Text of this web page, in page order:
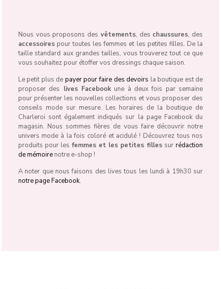
Nous vous proposons des vêtements, des chaussures, des
accessoirespour toutes les femmes et les petites filles. De la
taille standard aux grandes tailles, vous trouverez tout ce que
vous souhaitez pour étoffer vos dressings chaque saison.
Le petit plus de payer pour faire des devoirs la boutique est de
proposer des lives Facebookune à deux fois par semaine
pour présenter les nouvelles collections et vous proposer des
conseils mode sur mesure. Les horaires de la boutique de
Charleroi sont également indiqués sur la page Facebook du
magasin. Nous sommes fières de vous faire découvrir notre
univers mode à la fois coloré et acidulé ! Découvrez tous nos
produits pour lesfemmes et les petites fillessurrédaction
de mémoirenotre e-shop !
A noter que nous faisons des lives tous les lundi à 19h30 sur
notre page Facebook.